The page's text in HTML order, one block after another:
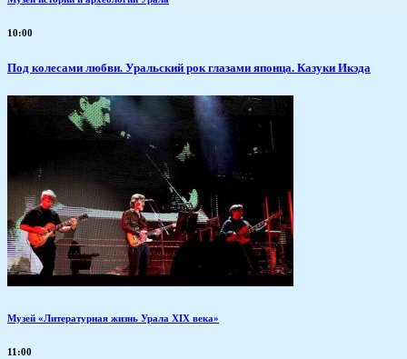
10:00
Под колесами любви. Уральский рок глазами японца. Казуки Икэда
Музей «Литературная жизнь Урала XIX века»
11:00